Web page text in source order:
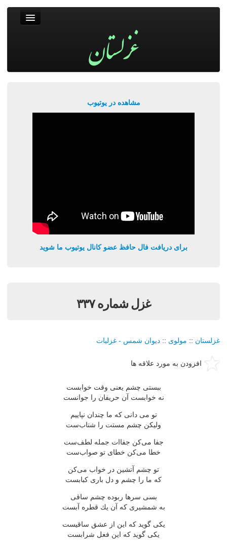
مشاهده در یوتیوب
برای دریافت فال حافظ عضو کانال یوتیوب ما شوید
غزل شماره ۳۳۷
غزلستان :: مولوی :: دیوان شمس - غزلیات
افزودن به مورد علاقه ها
ببستی چشم یعنی وقت خوابست
نه خوابست آن حریفان را جوانست
تو می دانی كه ما چندان نپاییم
ولیكن چشم مستت را شتاب‌ست
جفا می‌كن جفاات جمله لطف‌ست
خطا می‌كن خطای تو صواب‌ست
تو چشم آتشین در خواب می‌كن
كه ما را چشم و دل باری كبابست
بسی سرها ربوده چشم ساقی
به شمشیری كه آن یك قطره آبست
یكی گوید كه این از عشق ساقیست
یكی گوید كه این فعل شرابست